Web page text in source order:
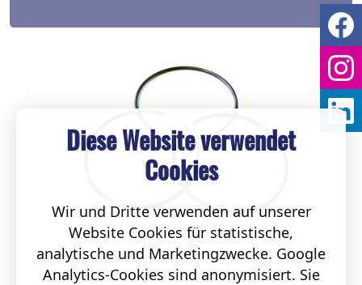
Diese Website verwendet
Cookies
Wir und Dritte verwenden auf unserer
Website Cookies für statistische,
analytische und Marketingzwecke. Google
Analytics-Cookies sind anonymisiert. Sie